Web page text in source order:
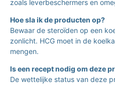
zoals leverbeschermers en
Hoe sla ik de producten op?
Bewaar de steroïden op een
zonlicht. HCG moet in de
mengen.
Is een recept nodig om deze
De wettelijke status van deze